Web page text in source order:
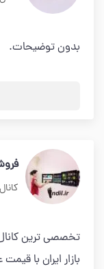
بدون توضیحات.
تخصصی ترین
بازار ایران با